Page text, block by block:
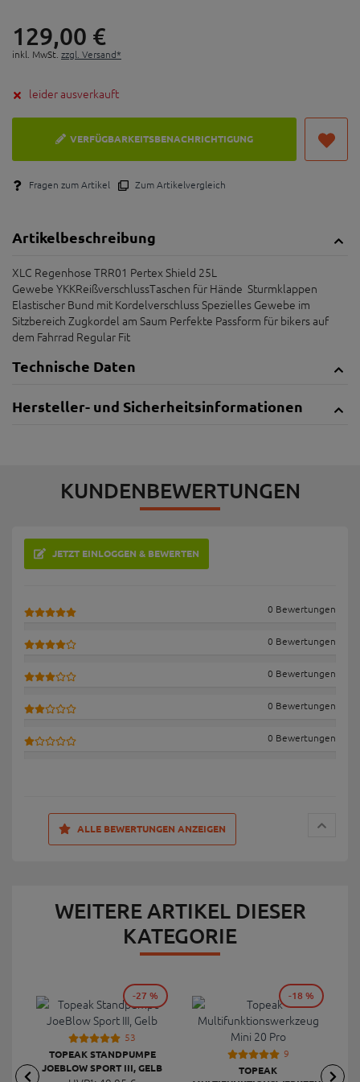
129,00 €
inkl. MwSt. zzgl. Versand*
leider ausverkauft
VERFÜGBARKEITSBENACHRICHTIGUNG
Fragen zum Artikel Zum Artikelvergleich
Artikelbeschreibung
XLC Regenhose TRR01 Pertex Shield 25L
Gewebe YKKReißverschlussTaschen für Hände Sturmklappen
Elastischer Bund mit Kordelverschluss Spezielles Gewebe im
Sitzbereich Zugkordel am Saum Perfekte Passform für bikers auf
dem Fahrrad Regular Fit
Technische Daten
Hersteller- und Sicherheitsinformationen
KUNDENBEWERTUNGEN
JETZT EINLOGGEN & BEWERTEN
0 Bewertungen
0 Bewertungen
0 Bewertungen
0 Bewertungen
0 Bewertungen
ALLE BEWERTUNGEN ANZEIGEN
WEITERE ARTIKEL DIESER
KATEGORIE
53
TOPEAK STANDPUMPE
JOEBLOW SPORT III, GELB
-27 %
9
TOPEAK
-18 %